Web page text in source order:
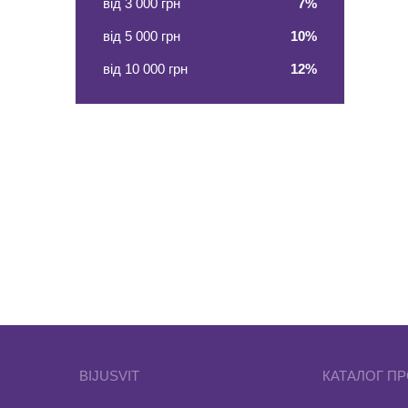
від 3 000 грн 7%
від 5 000 грн 10%
від 10 000 грн 12%
BIJUSVIT КАТАЛОГ